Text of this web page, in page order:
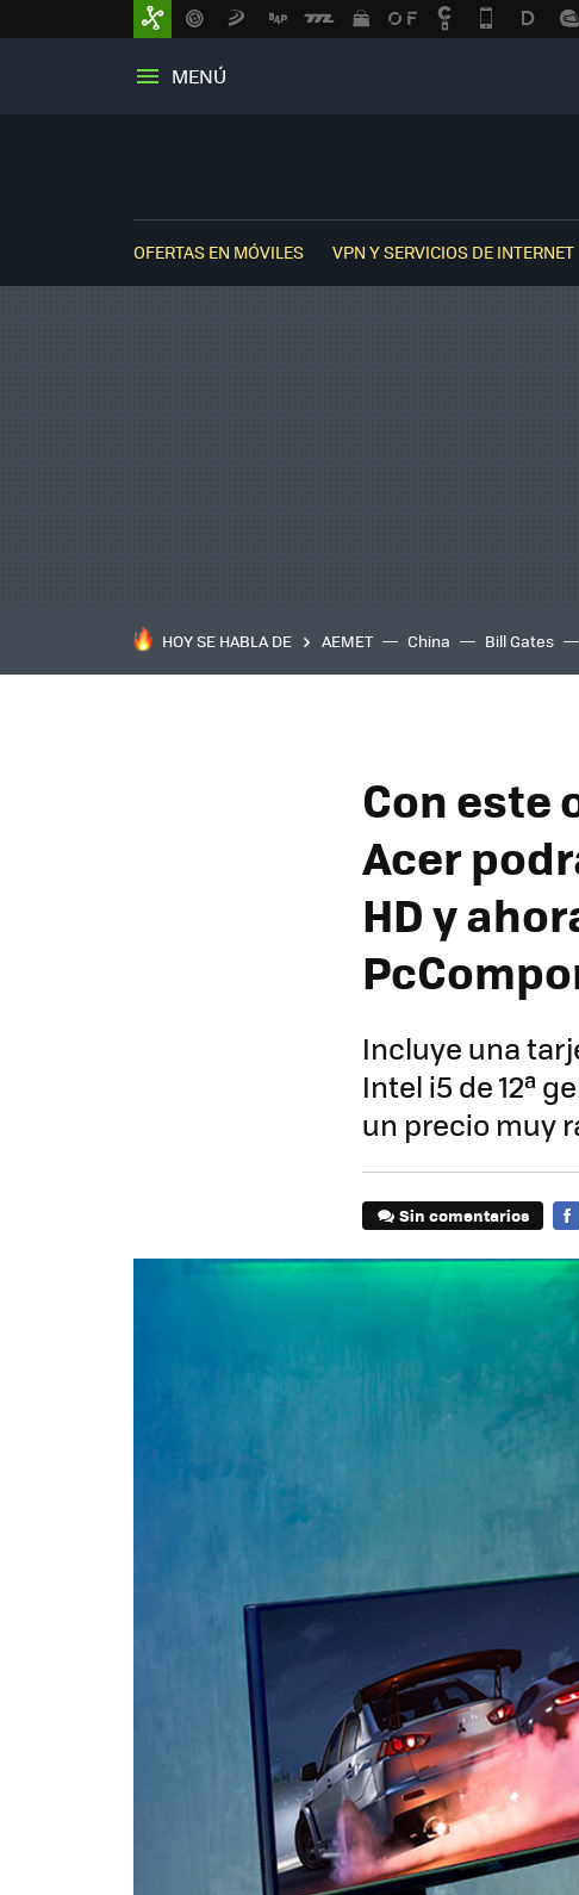
MENÚ
OFERTAS EN MÓVILES VPN Y SERVICIOS DE INTERNET
HOY SE HABLA DE AEMET China Bill Gates
Con este
Acer
HD y
Incluye una
Intel i5 de 12ª
un precio muy
Sin comentarios